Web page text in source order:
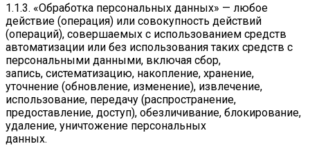
1.1.3. «Обработка персональных данных» — любое
действие (операция) или совокупность действий
(операций), совершаемых с использованием средств
автоматизации или без использования таких средств с
персональными данными, включая сбор,
запись, систематизацию, накопление, хранение,
уточнение (обновление, изменение), извлечение,
использование, передачу (распространение,
предоставление, доступ), обезличивание, блокирование,
удаление, уничтожение персональных
данных.